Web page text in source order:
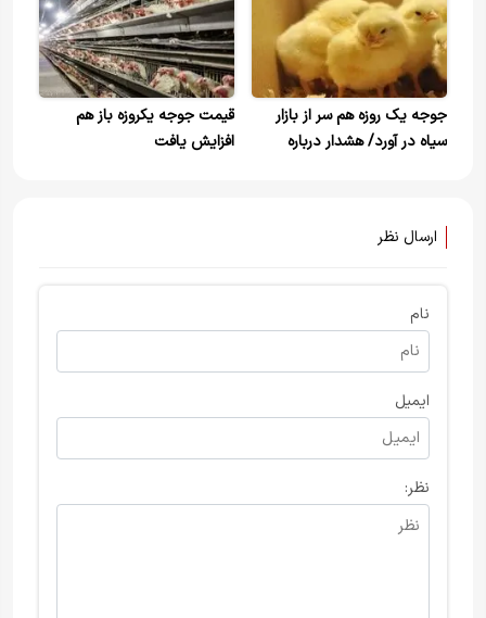
جوجه یک روزه هم سر از بازار
سیاه در آورد/ هشدار درباره
قیمت جوجه یکروزه باز هم
افزایش یافت
ارسال نظر
نام
ایمیل
نظر: